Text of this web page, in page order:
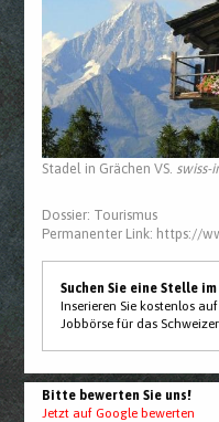
Stadel in Grächen VS. swiss-
Dossier: Tourismus
Permanenter Link: https://
Suchen Sie eine Stelle
Inserieren Sie kostenlos
Jobbörse für das
Bitte bewerten Sie uns!
Jetzt auf Google bewerten